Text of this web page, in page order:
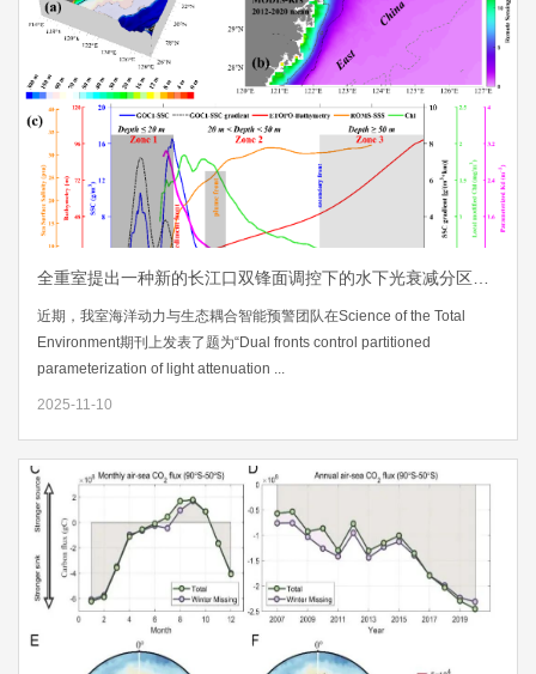
近期，我室海洋动力与生态耦合智能预警团队在Science of the Total
Environment期刊上发表了题为“Dual fronts control partitioned
parameterization of light attenuation ...
2025-11-10